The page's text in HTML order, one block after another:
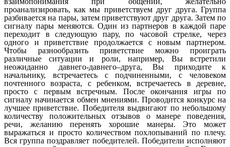
проанализировать, как мы приветствуем друг друга. Группа
разбивается на пары, затем приветствуют друг друга. Затем по
сигналу пары меняются. Один из партнеров в каждой паре
переходит в следующую пару, по часовой стрелке, через
одного и приветствие продолжается с новым партнером.
Чтобы разнообразить приветствие можно проиграть
различные ситуации и роли, например, Вы встретили
неожиданно давнего-давнего–друга, Вы приходите к
начальнику, встречаетесь с подчиненными, с человеком
почтенного возраста, с ребенком, встречаетесь в деревне,
просто с первым встречным. После окончания игры по
сигналу начинается обмен мнениями. Проводится конкурс на
лучшее приветствие. Победителя выдвигают по небольшому
количеству положительных отзывов о манере поведения,
речи, желанию перенять хорошие манеры. Это может
выражаться и просто количеством похлопываний по плечу.
Вся группа поздравляет победителей. Победители исполняют